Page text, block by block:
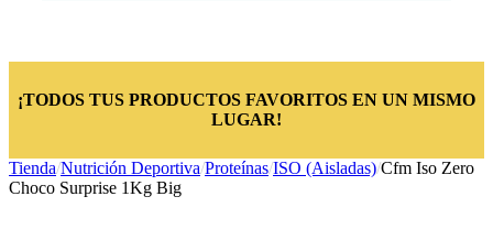
¡TODOS TUS PRODUCTOS FAVORITOS EN UN MISMO
LUGAR!
Tienda/Nutrición Deportiva/Proteínas/ISO (Aisladas)/Cfm Iso Zero
Choco Surprise 1Kg Big